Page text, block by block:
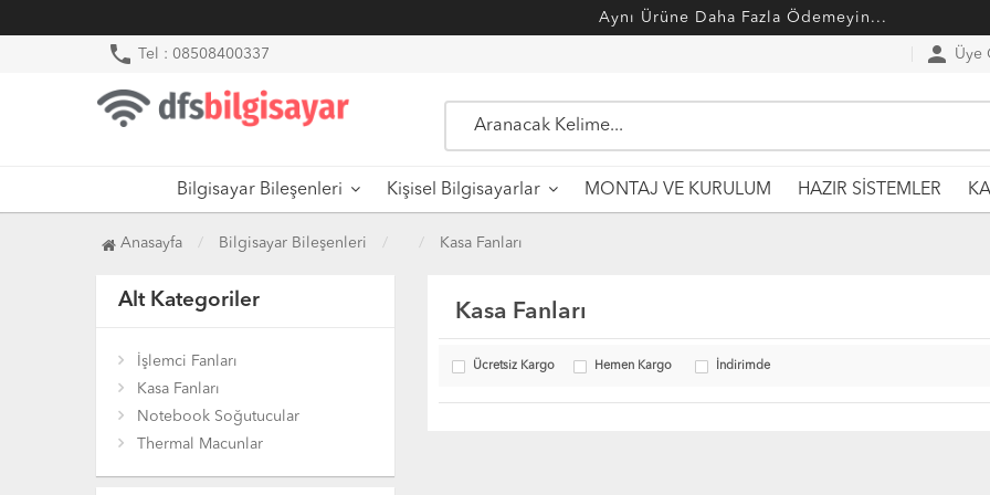
Aynı Ürüne Daha Fazla Ödemeyin...
phone Tel : 08508400337 person Üye
Bilgisayar Bileşenleri Kişisel Bilgisayarlar MONTAJ VE KURULUM HAZIR SİSTEMLER
Anasayfa Bilgisayar Bileşenleri Kasa Fanları
Alt Kategoriler
İşlemci Fanları
Kasa Fanları
Notebook Soğutucular
Thermal Macunlar
Kasa Fanları
Ücretsiz Kargo Hemen Kargo İndirimde